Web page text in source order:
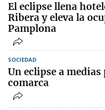
El eclipse llena
Ribera y eleva la
Pamplona
SOCIEDAD
Un eclipse a medias
comarca